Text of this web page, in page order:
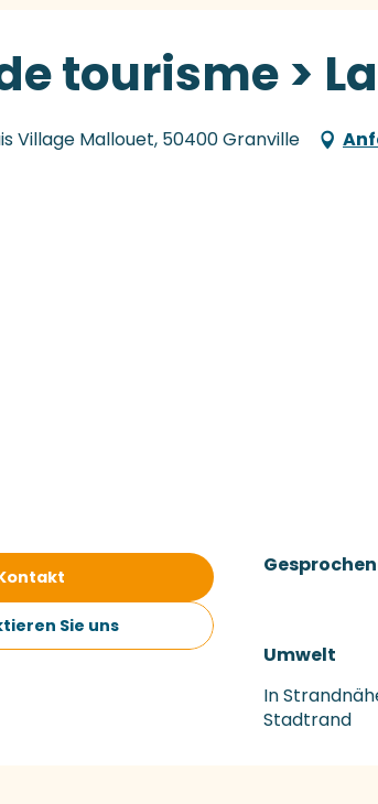
tourisme >
Village Mallouet, 50400 Granville
Sie uns
Umwelt
Umwelt
In
Stadtrand